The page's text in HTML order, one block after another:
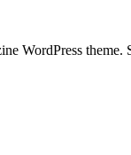
WordPress